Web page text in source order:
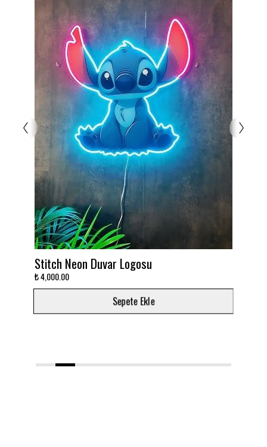
Stitch Neon Duvar Logosu
₺ 4,000.00
Sepete Ekle
1 2 3 4 5 6 7 8 9 10